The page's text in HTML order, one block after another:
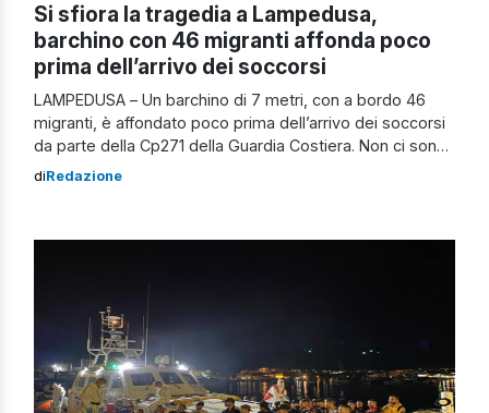
Si sfiora la tragedia a Lampedusa,
barchino con 46 migranti affonda poco
prima dell’arrivo dei soccorsi
LAMPEDUSA – Un barchino di 7 metri, con a bordo 46
migranti, è affondato poco prima dell’arrivo dei soccorsi
da parte della Cp271 della Guardia Costiera. Non ci sono
vittime o dispersi questa volta al largo di Lampedusa.
diRedazione